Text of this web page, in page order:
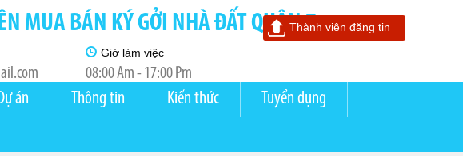
MUA BÁN KÝ GỞI NHÀ ĐẤT QUẬN 7
Giờ làm việc
08:00 Am - 17:00 Pm
Thành viên đăng tin
án Thông tin Kiến thức
Tuyển dụng